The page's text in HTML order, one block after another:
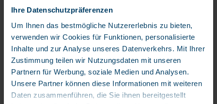
Ihre Datenschutzpräferenzen
Um Ihnen das bestmögliche Nutzererlebnis zu bieten,
verwenden wir Cookies für Funktionen, personalisierte
Inhalte und zur Analyse unseres Datenverkehrs. Mit Ihrer
Zustimmung teilen wir Nutzungsdaten mit unseren
Partnern für Werbung, soziale Medien und Analysen.
Unsere Partner können diese Informationen mit weiteren
Daten zusammenführen, die Sie ihnen bereitgestellt
WLS
DHEA
5
mg,
mikronisiertes
Dehydroepiandrosteron,
100
Dehydroepiandrosteron
(DHEA)
ein
Produktbeschreibung
Produktbeschreibung Produktmerkmale Inhaltsstoffe
Produktbeschreibung
WLS DHEA 5 mg, Dehydroepiandrosteron